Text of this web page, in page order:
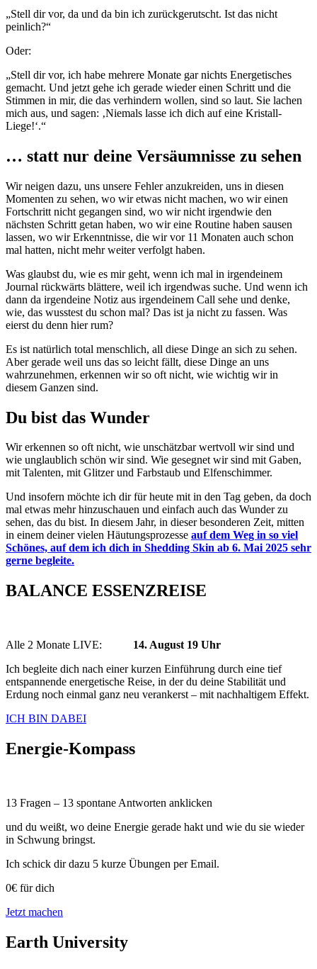
„Stell dir vor, da und da bin ich zurückgerutscht. Ist das nicht
peinlich?“
Oder:
„Stell dir vor, ich habe mehrere Monate gar nichts Energetisches
gemacht. Und jetzt gehe ich gerade wieder einen Schritt und die
Stimmen in mir, die das verhindern wollen, sind so laut. Sie lachen
mich aus, und sagen: ‚Niemals lasse ich dich auf eine Kristall-
Liege!‘.“
… statt nur deine Versäumnisse zu sehen
Wir neigen dazu, uns unsere Fehler anzukreiden, uns in diesen
Momenten zu sehen, wo wir etwas nicht machen, wo wir einen
Fortschritt nicht gegangen sind, wo wir nicht irgendwie den
nächsten Schritt getan haben, wo wir eine Routine haben sausen
lassen, wo wir Erkenntnisse, die wir vor 11 Monaten auch schon
mal hatten, nicht mehr weiter verfolgt haben.
Was glaubst du, wie es mir geht, wenn ich mal in irgendeinem
Journal rückwärts blättere, weil ich irgendwas suche. Und wenn ich
dann da irgendeine Notiz aus irgendeinem Call sehe und denke,
wie, das wusstest du schon mal? Das ist ja nicht zu fassen. Was
eierst du denn hier rum?
Es ist natürlich total menschlich, all diese Dinge an sich zu sehen.
Aber gerade weil uns das so leicht fällt, diese Dinge an uns
wahrzunehmen, erkennen wir so oft nicht, wie wichtig wir in
diesem Ganzen sind.
Du bist das Wunder
Wir erkennen so oft nicht, wie unschätzbar wertvoll wir sind und
wie unglaublich schön wir sind. Wie gesegnet wir sind mit Gaben,
mit Talenten, mit Glitzer und Farbstaub und Elfenschimmer.
Und insofern möchte ich dir für heute mit in den Tag geben, da doch
mal etwas mehr hinzuschauen und einfach auch das Wunder zu
sehen, das du bist. In diesem Jahr, in dieser besonderen Zeit, mitten
in einem deiner vielen Häutungsprozesse auf dem Weg in so viel
Schönes, auf dem ich dich in Shedding Skin ab 6. Mai 2025 sehr
gerne begleite.
BALANCE ESSENZREISE
Alle 2 Monate LIVE: 14. August 19 Uhr
Ich begleite dich nach einer kurzen Einführung durch eine tief
entspannende energetische Reise, in der du deine Stabilität und
Erdung noch einmal ganz neu verankerst – mit nachhaltigem Effekt.
ICH BIN DABEI
Energie-Kompass
13 Fragen – 13 spontane Antworten anklicken
und du weißt, wo deine Energie gerade hakt und wie du sie wieder
in Schwung bringst.
Ich schick dir dazu 5 kurze Übungen per Email.
0€ für dich
Jetzt machen
Earth University